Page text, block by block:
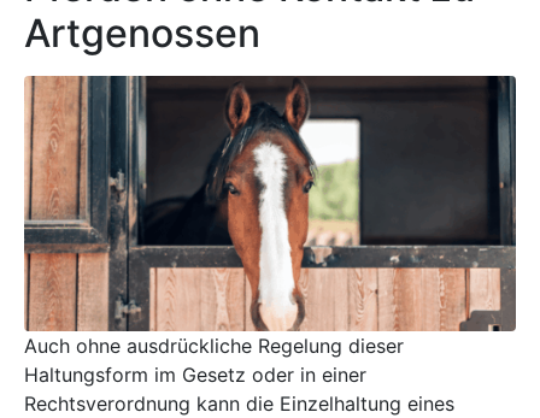
Gütesiegel
Mediathek
Kontakt
Partner
Account
Artgenossen
Auch ohne ausdrückliche Regelung dieser
Haltungsform im Gesetz oder in einer
Rechtsverordnung kann die Einzelhaltung eines